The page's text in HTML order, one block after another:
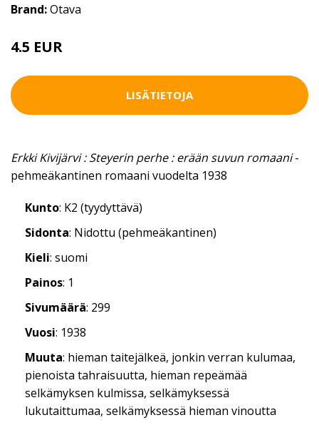
Brand:Otava
4.5 EUR
LISÄTIETOJA
Erkki Kivijärvi : Steyerin perhe : erään suvun romaani-
pehmeäkantinen romaani vuodelta 1938
Kunto: K2 (tyydyttävä)
Sidonta: Nidottu (pehmeäkantinen)
Kieli: suomi
Painos: 1
Sivumäärä: 299
Vuosi: 1938
Muuta: hieman taitejälkeä, jonkin verran kulumaa,
pienoista tahraisuutta, hieman repeämää
selkämyksen kulmissa, selkämyksessä
lukutaittumaa, selkämyksessä hieman vinoutta